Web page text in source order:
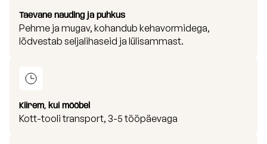
Taevane nauding ja puhkus
Pehme ja mugav, kohandub kehavormidega,
lõdvestab seljalihaseid ja lülisammast.
Kiirem, kui mööbel
Kott-tooli transport, 3-5 tööpäevaga